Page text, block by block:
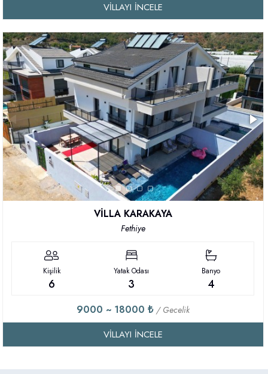
VILLAYI İNCELE
VİLLA KARAKAYA
Fethiye
Kişilik
6
Yatak Odası
3
Banyo
4
9000 ~ 18000 ₺ / Gecelik
VILLAYI İNCELE